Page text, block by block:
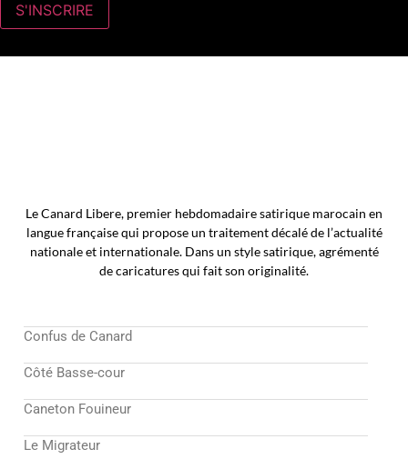
Le Canard Libere, premier hebdomadaire satirique marocain en
langue française qui propose un traitement décalé de l’actualité
nationale et internationale. Dans un style satirique, agrémenté
de caricatures qui fait son originalité.
Confus de Canard
Côté Basse-cour
Caneton Fouineur
Le Migrateur